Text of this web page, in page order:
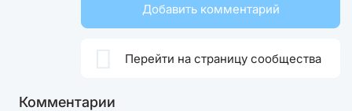
Добавить комментарий
Перейти на страницу сообщества
Комментарии